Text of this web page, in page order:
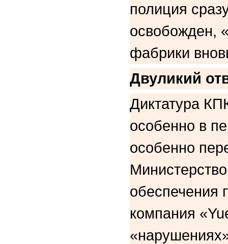
полиция
освобожден,
фабрики
Двуликий
Диктатура
особенно в
особенно
обеспечения
компания